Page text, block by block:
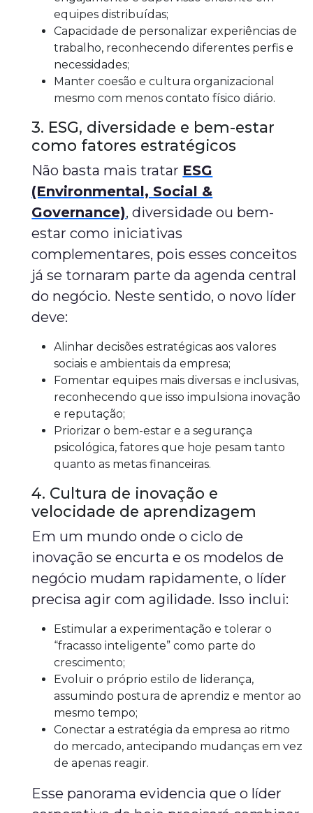
equipes distribuídas;
Capacidade de personalizar experiências de
trabalho, reconhecendo diferentes perfis e
necessidades;
Manter coesão e cultura organizacional
mesmo com menos contato físico diário.
3. ESG, diversidade e bem-estar
como fatores estratégicos
Não basta mais tratar ESG
(Environmental, Social &
Governance), diversidade ou bem-
estar como iniciativas
complementares, pois esses conceitos
já se tornaram parte da agenda central
do negócio. Neste sentido, o novo líder
deve:
Alinhar decisões estratégicas aos valores
sociais e ambientais da empresa;
Fomentar equipes mais diversas e inclusivas,
reconhecendo que isso impulsiona inovação
e reputação;
Priorizar o bem-estar e a segurança
psicológica, fatores que hoje pesam tanto
quanto as metas financeiras.
4. Cultura de inovação e
velocidade de aprendizagem
Em um mundo onde o ciclo de
inovação se encurta e os modelos de
negócio mudam rapidamente, o líder
precisa agir com agilidade. Isso inclui:
Estimular a experimentação e tolerar o
“fracasso inteligente” como parte do
crescimento;
Evoluir o próprio estilo de liderança,
assumindo postura de aprendiz e mentor ao
mesmo tempo;
Conectar a estratégia da empresa ao ritmo
do mercado, antecipando mudanças em vez
de apenas reagir.
Esse panorama evidencia que o líder